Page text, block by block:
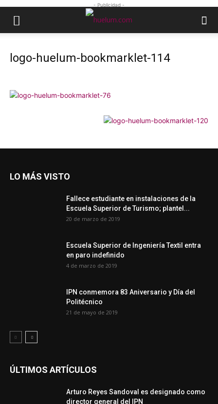
- Publicidad -
logo-huelum-bookmarklet-114
LO MÁS VISTO
Fallece estudiante en instalaciones de la
Escuela Superior de Turismo; plantel...
20 de marzo de 2019
Escuela Superior de Ingeniería Textil entra
en paro indefinido
4 de marzo de 2019
IPN conmemora 83 Aniversario y Día del
Politécnico
21 de mayo de 2019
ÚLTIMOS ARTÍCULOS
Arturo Reyes Sandoval es designado como
director general del IPN